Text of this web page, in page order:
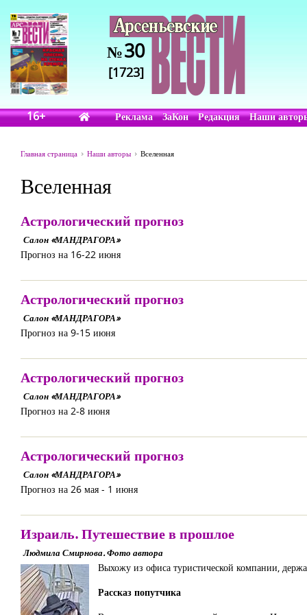
№30
[1723]
16+ Реклама ЗаКон Редакция Наши
Главная страница Наши авторы Вселенная
Вселенная
Астрологический прогноз
Салон «МАНДРАГОРА»
Прогноз на 16-22 июня
Астрологический прогноз
Салон «МАНДРАГОРА»
Прогноз на 9-15 июня
Астрологический прогноз
Салон «МАНДРАГОРА»
Прогноз на 2-8 июня
Астрологический прогноз
Салон «МАНДРАГОРА»
Прогноз на 26 мая - 1 июня
Израиль. Путешествие в прошлое
Людмила Смирнова. Фото автора
Выхожу из офиса туристической компании,
Рассказ попутчика